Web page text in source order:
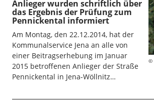
Anlieger wurden schriftlich über
das Ergebnis der Prüfung zum
Pennickental informiert
Am Montag, den 22.12.2014, hat der
Kommunalservice Jena an alle von
einer Beitragserhebung im Januar
2015 betroffenen Anlieger der Straße
Pennickental in Jena-Wöllnitz…